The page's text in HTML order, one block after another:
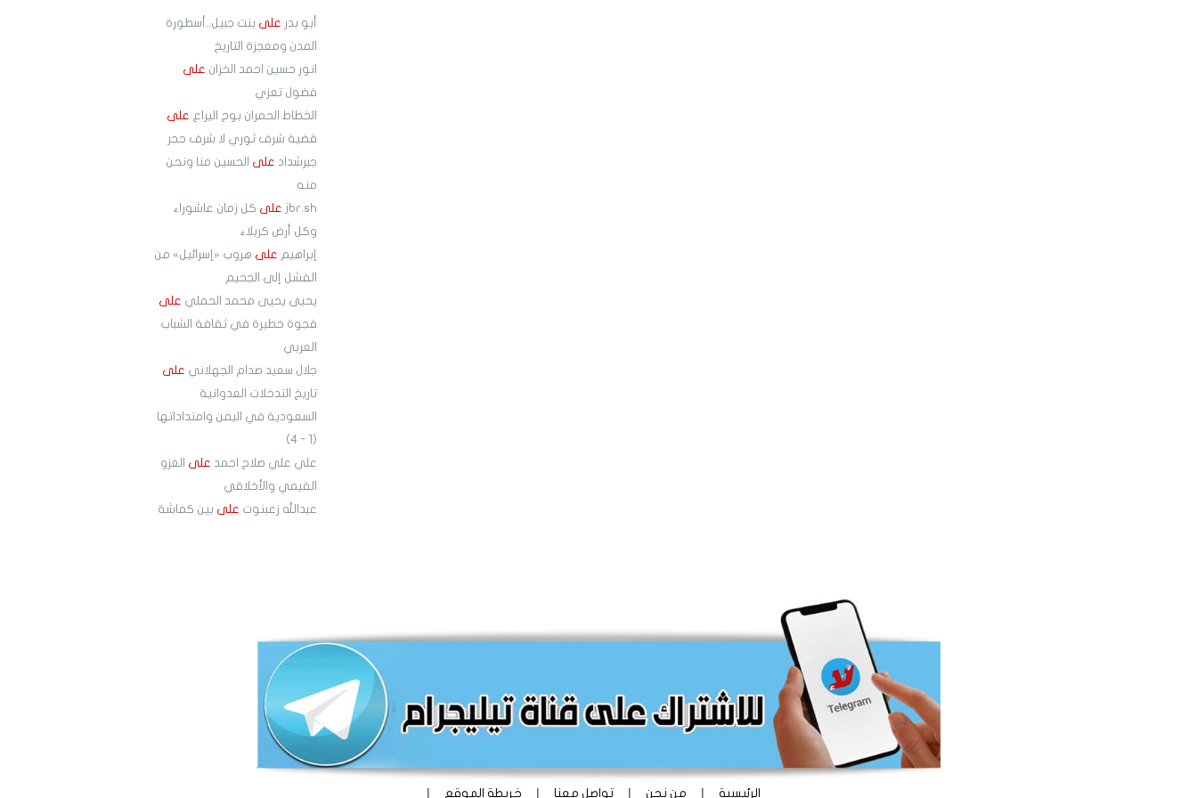
أبو بدر على بنت جبيل..أسطورة
المدن ومعجزة التاريخ
انور حسين احمد الخزان على
فضول تعزي
الخطاط الحمران بوح اليراع على
قضية شرف ثوري لا شرف حجر
جبرشداد على
الحسين منا ونحن
منه
jbr.sh على كل زمان عاشوراء
وكل أرض كربلاء
إبراهيم على هروب «إسرائيل» من
الفشل إلى الجحيم
يحيى يحيى محمد الحملي على
فجوة خطيرة في ثقافة الشباب
العربي
جلال سعيد صدام الجهلاني على
تاريخ التدخلات العدوانية
السعودية في اليمن وامتداداتها
(1 - 4)
علي علي صلاح احمد على
الغزو
القيمي والأخلاقي
عبدالله زعبنوت على بين كماشة
الرئيسية | من نحن | تواصل معنا | خريطة الموقع |